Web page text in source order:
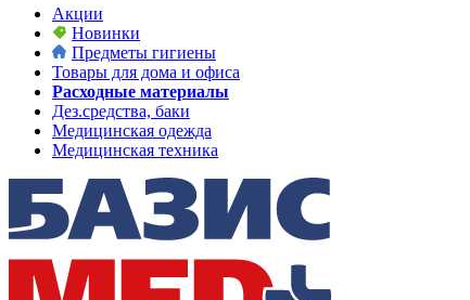
Акции
Новинки
Предметы гигиены
Товары для дома и офиса
Расходные материалы
Дез.средства, баки
Медицинская одежда
Медицинская техника